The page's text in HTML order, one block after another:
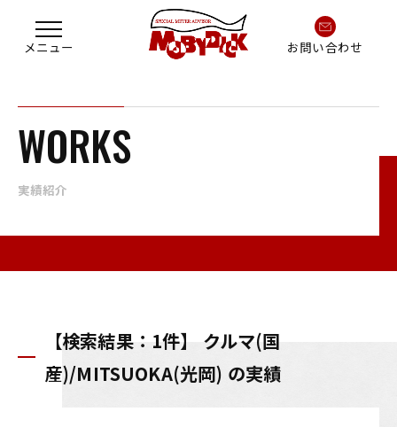
お問い合わせ
WORKS
実績紹介
【検索結果：1件】 クルマ(国
産)/MITSUOKA(光岡) の実績